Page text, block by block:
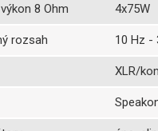
8 Ohm 4x75W
rozsah 10 Hz -
XLR/